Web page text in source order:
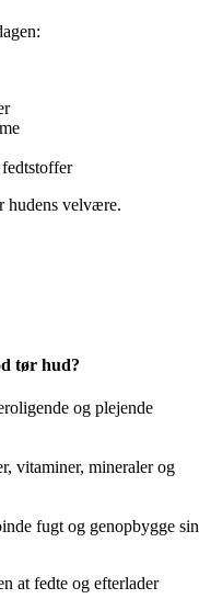
hudens velvære.
tør hud?
og plejende
vitaminer, mineraler og
fugt og genopbygge sin
at fedte og efterlader